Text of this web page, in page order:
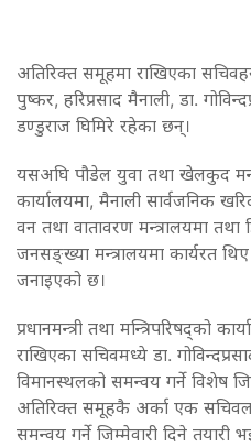
अतिरिक्त समूहमा राखिएका
पुष्कर, हरिप्रसाद मैनाली, डा.
डण्डुराज घिमिरे रहेका छन्।
यसअघि पौडेल युवा तथा खेलकुद
कार्यालयमा, मैनाली सार्वजनिक
वन तथा वातावरण मन्त्रालयमा तथा
जनसङ्ख्या मन्त्रालयमा कार्यरत
जनाइएको छ।
प्रधानमन्त्री तथा मन्त्रिपरिषद्को
राखिएका सचिवमध्ये डा. गोविन्दप्रसाद
विमानस्थलको समन्वय गर्ने विशेष
अतिरिक्त समूहकै अर्का एक
समन्वय गर्ने जिम्मेवारी दिने तयारी